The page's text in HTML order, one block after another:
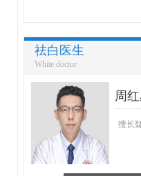
祛白医生
White doctor
周
擅长